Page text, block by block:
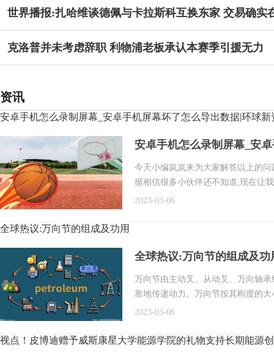
世界播报:扎哈维谈德佩与卡拉斯科互换东家 交易确实
克洛普并未考虑辞职 利物浦老板承认本赛季引援无力
资讯
安卓手机怎么录制屏幕_安卓手机屏幕坏了怎么导出数据|环球新
安卓手机怎么录制屏幕_安
今天小编岚岚来为大家解答以上的
据相信很多小伙伴还不知道,现在让
2023-03-06
全球热议:万向节的组成及功用
全球热议:万向节的组成及功
万向节由主动叉、从动叉、万向轴
靠地传递动力。万向节按其刚度的
2023-03-06
视点！皮博迪赠予威斯康星大学能源学院的礼物支持长期能源